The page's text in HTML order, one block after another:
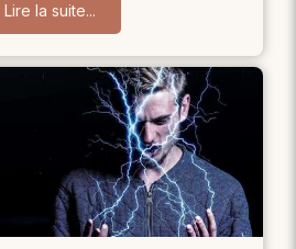
Lire la suite...